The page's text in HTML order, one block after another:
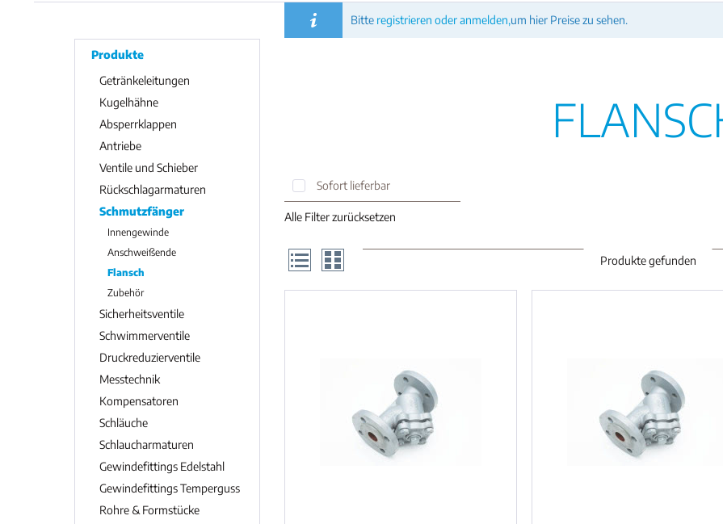
Produkte
Getränkeleitungen
Kugelhähne
Absperrklappen
Antriebe
Ventile und Schieber
Rückschlagarmaturen
Schmutzfänger
Innengewinde
Anschweißende
Flansch
Zubehör
Sicherheitsventile
Schwimmerventile
Druckreduzierventile
Messtechnik
Kompensatoren
Schläuche
Schlaucharmaturen
Gewindefittings Edelstahl
Gewindefittings Temperguss
Rohre & Formstücke
Bitte registrieren oder anmelden,um hier Preise zu sehen.
Sofort lieferbar
Alle Filter zurücksetzen
Produkte gefunden